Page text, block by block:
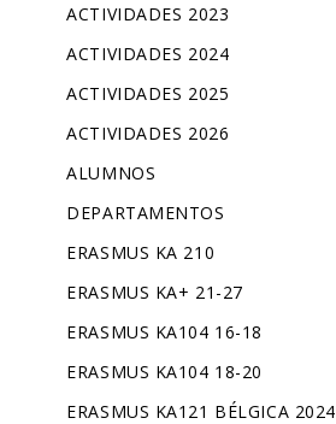
ACTIVIDADES 2023
ACTIVIDADES 2024
ACTIVIDADES 2025
ACTIVIDADES 2026
ALUMNOS
DEPARTAMENTOS
ERASMUS KA 210
ERASMUS KA+ 21-27
ERASMUS KA104 16-18
ERASMUS KA104 18-20
ERASMUS KA121 BÉLGICA 2024